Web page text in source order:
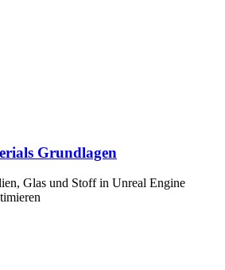
Grundlagen
Glas und Stoff in Unreal Engine